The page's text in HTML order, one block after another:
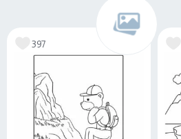
397